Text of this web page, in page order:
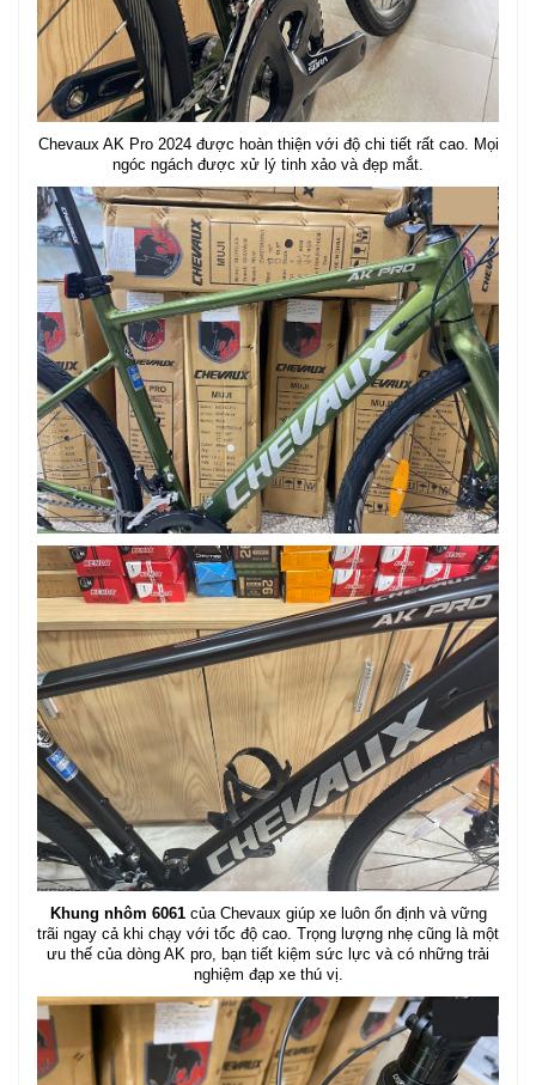
Chevaux AK Pro 2024 được hoàn thiện với độ chi tiết rất cao. Mọi
ngóc ngách được xử lý tinh xảo và đẹp mắt.
Khung nhôm 6061của Chevaux giúp xe luôn ổn định và vững
trãi ngay cả khi chạy với tốc độ cao. Trọng lượng nhẹ cũng là một
ưu thế của dòng AK pro, bạn tiết kiệm sức lực và có những trải
nghiệm đạp xe thú vị.